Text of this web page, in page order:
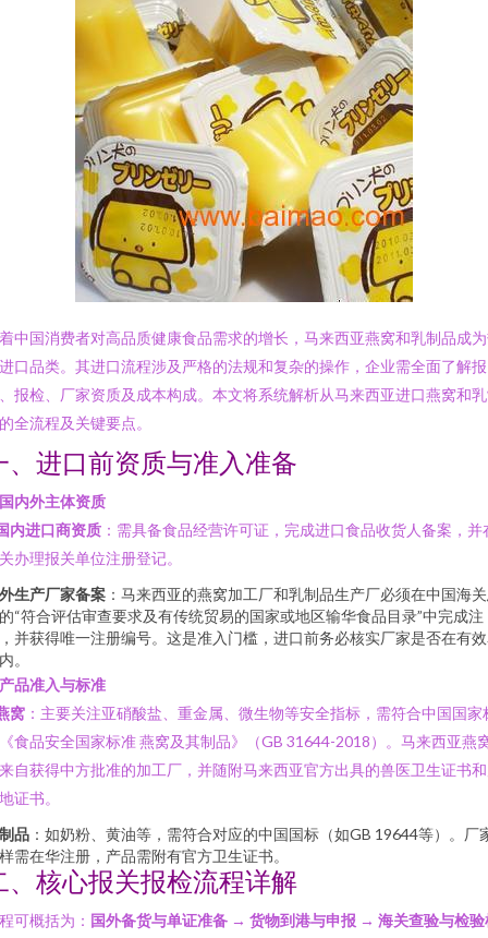
中国消费者对高品质健康食品需求的增长，马来西亚燕窝和乳制品成
口品类。其进口流程涉及严格的法规和复杂的操作，企业需全面了解报
报检、厂家资质及成本构成。本文将系统解析从马来西亚进口燕窝和
全流程及关键要点。
、进口前资质与准入准备
内外主体资质
内进口商资质 ：需具备食品经营许可证，完成进口食品收货人备案，并
办理报关单位注册登记。
生产厂家备案 ：马来西亚的燕窝加工厂和乳制品生产厂必须在中国海
“符合评估审查要求及有传统贸易的国家或地区输华食品目录”中完成注
并获得唯一注册编号。这是准入门槛，进口前务必核实厂家是否在有
。
品准入与标准
窝 ：主要关注亚硝酸盐、重金属、微生物等安全指标，需符合中国国家
食品安全国家标准 燕窝及其制品》（GB 31644-2018）。马来西亚燕
自获得中方批准的加工厂，并随附马来西亚官方出具的兽医卫生证书
证书。
品 ：如奶粉、黄油等，需符合对应的中国国标（如GB 19644等）。厂
需在华注册，产品需附有官方卫生证书。
、核心报关报检流程详解
可概括为： 国外备货与单证准备 → 货物到港与申报 → 海关查验与检验